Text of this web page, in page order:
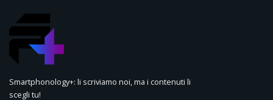
Smartphonology+: li scriviamo noi, ma i contenuti li
scegli tu!